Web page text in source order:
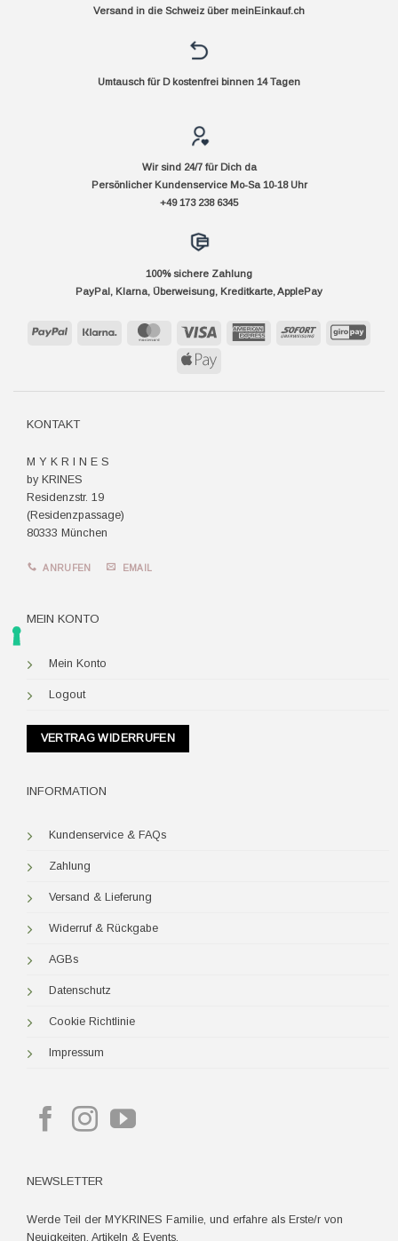
Versand in die Schweiz über meinEinkauf.ch
Umtausch für D kostenfrei binnen 14 Tagen
Wir sind 24/7 für Dich da
Persönlicher Kundenservice Mo-Sa 10-18 Uhr
+49 173 238 6345
100% sichere Zahlung
PayPal, Klarna, Überweisung, Kreditkarte, ApplePay
PayPal Klarna MasterCard Visa
AmericanSofort
Apple
KONTAKT
M Y K R I N E S
by KRINES
Residenzstr. 19
(Residenzpassage)
80333 München
ANRUFEN EMAIL
MEIN KONTO
Mein Konto
Logout
VERTRAG WIDERRUFEN
INFORMATION
Kundenservice & FAQs
Zahlung
Versand & Lieferung
Widerruf & Rückgabe
AGBs
Datenschutz
Cookie Richtlinie
Impressum
NEWSLETTER
Werde Teil der MYKRINES Familie, und erfahre als Erste/r von
Neuigkeiten, Artikeln & Events.